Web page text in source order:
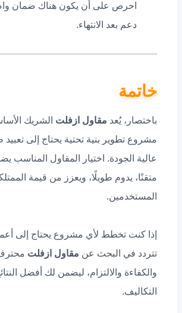
احرص على أن يكون هناك ضمان
دعم بعد الانتهاء.
خاتمة
باختصار، يُعد مقاول ازفلت الشريك
مشروع تطوير بنية تحتية يحتاج إلى
عالية الجودة. اختيار المقاول المناسب
متقنًا، يدوم طويلًا، ويعزز من قيمة
المستخدمين.
إذا كنت تخطط لأي مشروع يحتاج إلى
تتردد في البحث عن مقاول ازفلت محترف
والكفاءة والالتزام، ليضمن لك أفضل
التكاليف.